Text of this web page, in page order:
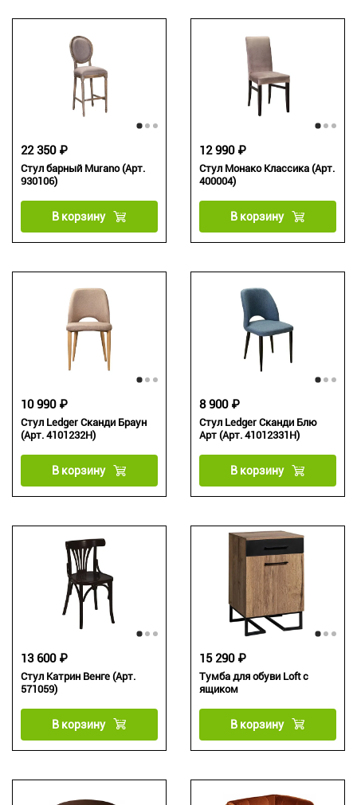
Стул барный Murano (Арт.
930106)
22 350 ₽
В корзину
Стул Монако Классика (Арт.
400004)
12 990 ₽
В корзину
Стул Ledger Сканди Браун
(Арт. 4101232H)
10 990 ₽
В корзину
Стул Ledger Сканди Блю
Арт (Арт. 41012331H)
8 900 ₽
В корзину
Стул Катрин Венге (Арт.
571059)
13 600 ₽
В корзину
Тумба для обуви Loft с
ящиком
15 290 ₽
В корзину